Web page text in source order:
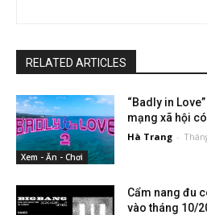
RELATED ARTICLES
Xem - Ăn - Chơi
“Badly in
mạng xã hội
Hà Trang -
Cẩm nang đu
vào tháng 10/